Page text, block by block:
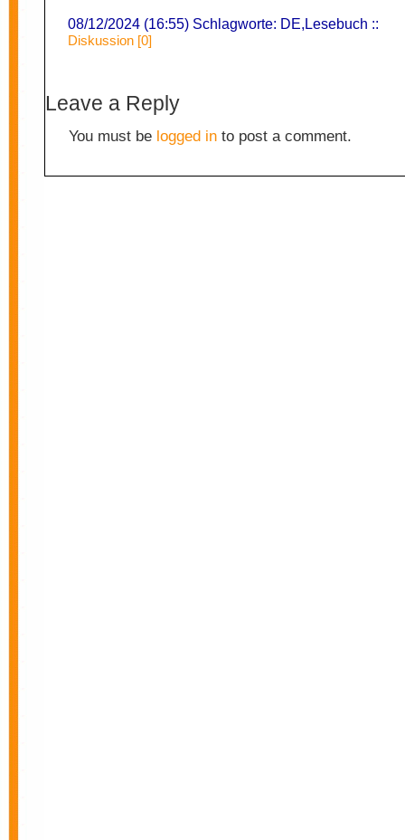
08/12/2024 (16:55) Schlagworte: DE, Lesebuch ::
Diskussion [0]
Leave a Reply
You must be logged in to post a comment.